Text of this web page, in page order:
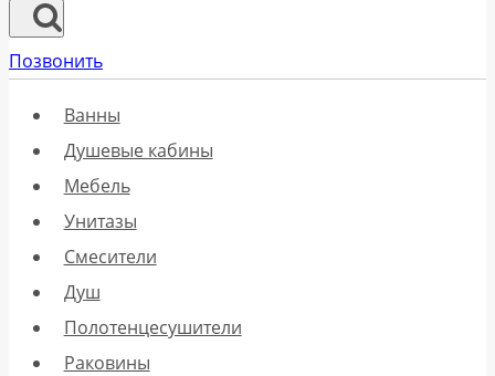
Позвонить
Ванны
Душевые кабины
Мебель
Унитазы
Смесители
Душ
Полотенцесушители
Раковины